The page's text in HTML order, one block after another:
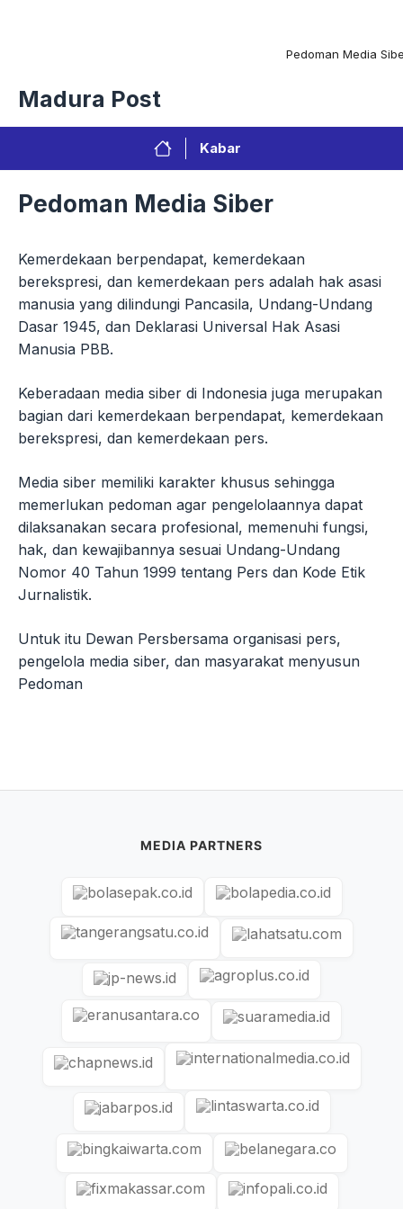
Pedoman Media
Madura Post
Kabar
Pedoman Media Siber
Kemerdekaan berpendapat, kemerdekaan
berekspresi, dan kemerdekaan pers adalah hak asasi
manusia yang dilindungi Pancasila, Undang-Undang
Dasar 1945, dan Deklarasi Universal Hak Asasi
Manusia PBB.
Keberadaan media siber di Indonesia juga merupakan
bagian dari kemerdekaan berpendapat, kemerdekaan
berekspresi, dan kemerdekaan pers.
Media siber memiliki karakter khusus sehingga
memerlukan pedoman agar pengelolaannya dapat
dilaksanakan secara profesional, memenuhi fungsi,
hak, dan kewajibannya sesuai Undang-Undang
Nomor 40 Tahun 1999 tentang Pers dan Kode Etik
Jurnalistik.
Untuk itu Dewan Persbersama organisasi pers,
pengelola media siber, dan masyarakat menyusun
Pedoman
MEDIA PARTNERS